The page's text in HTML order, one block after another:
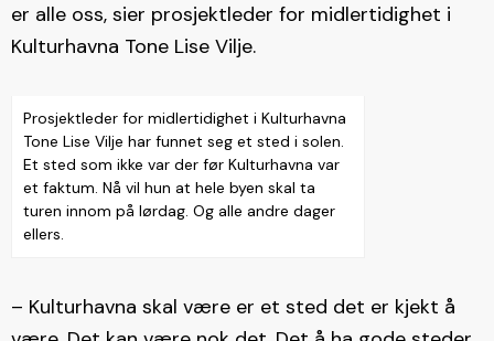
er alle oss, sier prosjektleder for midlertidighet i
Kulturhavna Tone Lise Vilje.
Prosjektleder for midlertidighet i Kulturhavna
Tone Lise Vilje har funnet seg et sted i solen.
Et sted som ikke var der før Kulturhavna var
et faktum. Nå vil hun at hele byen skal ta
turen innom på lørdag. Og alle andre dager
ellers.
– Kulturhavna skal være er et sted det er kjekt å